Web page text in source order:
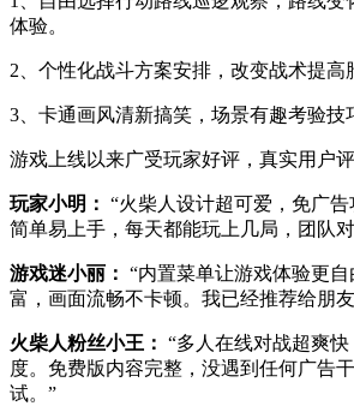
体验。
2、个性化战斗方案安排，改变战术提高
3、卡通画风清新搞笑，场景有趣考验技
游戏上线以来广受玩家好评，真实用户
玩家小明： “火柴人设计超可爱，免广
简单易上手，每天都能玩上几局，团队
游戏迷小丽： “内置菜单让游戏体验更
富，画面流畅不卡顿。我已经推荐给朋
火柴人粉丝小王： “多人在线对战超爽
度。免费版内容完整，没遇到任何广告
试。”